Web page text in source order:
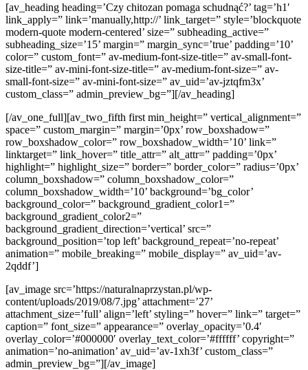
[av_heading heading=’Czy chitozan pomaga schudnąć?’ tag=’h1′
link_apply=” link=’manually,http://’ link_target=” style=’blockquote
modern-quote modern-centered’ size=” subheading_active=”
subheading_size=’15’ margin=” margin_sync=’true’ padding=’10’
color=” custom_font=” av-medium-font-size-title=” av-small-font-
size-title=” av-mini-font-size-title=” av-medium-font-size=” av-
small-font-size=” av-mini-font-size=” av_uid=’av-jztqfm3x’
custom_class=” admin_preview_bg=”][/av_heading]
[/av_one_full][av_two_fifth first min_height=” vertical_alignment=”
space=” custom_margin=” margin=’0px’ row_boxshadow=”
row_boxshadow_color=” row_boxshadow_width=’10’ link=”
linktarget=” link_hover=” title_attr=” alt_attr=” padding=’0px’
highlight=” highlight_size=” border=” border_color=” radius=’0px’
column_boxshadow=” column_boxshadow_color=”
column_boxshadow_width=’10’ background=’bg_color’
background_color=” background_gradient_color1=”
background_gradient_color2=”
background_gradient_direction=’vertical’ src=”
background_position=’top left’ background_repeat=’no-repeat’
animation=” mobile_breaking=” mobile_display=” av_uid=’av-
2qddf’]
[av_image src=’https://naturalnaprzystan.pl/wp-
content/uploads/2019/08/7.jpg’ attachment=’27’
attachment_size=’full’ align=’left’ styling=” hover=” link=” target=”
caption=” font_size=” appearance=” overlay_opacity=’0.4′
overlay_color=’#000000′ overlay_text_color=’#ffffff’ copyright=”
animation=’no-animation’ av_uid=’av-1xh3f’ custom_class=”
admin_preview_bg=”][/av_image]